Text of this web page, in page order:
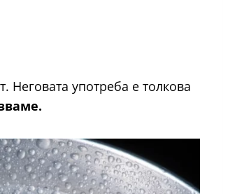
Неговата употреба е толкова